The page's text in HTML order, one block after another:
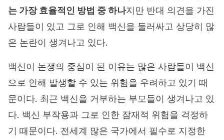
는 가장 효율적인 방법 중 하나지만 반대 의견을 가진
사람들이 있고 그로 인해 백신을 둘러싸고 상당히 많
은 논란이 생겨나고 있다.
백신이 논쟁의 중심이 된 이유는 많은 사람들이 백신
으로 인해 발생할 수 있는 위험을 우려하고 있기 때
문이다. 최근 백신을 거부하는 부모들이 생겨나고 있
다. 백신 부작용과 그로 인한 잠재적 위험을 걱정하
기 때문이다. 전세계 많은 국가에서 필수로 지정한